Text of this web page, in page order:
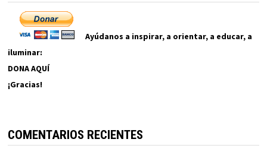
Ayúdanos a inspirar, a orientar, a educar, a
iluminar:
DONA AQUÍ
¡Gracias!
COMENTARIOS RECIENTES